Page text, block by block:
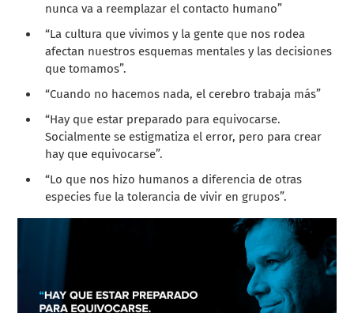
nunca va a reemplazar el contacto humano”
“La cultura que vivimos y la gente que nos rodea
afectan nuestros esquemas mentales y las decisiones
que tomamos”.
“Cuando no hacemos nada, el cerebro trabaja más”
“Hay que estar preparado para equivocarse.
Socialmente se estigmatiza el error, pero para crear
hay que equivocarse”.
“Lo que nos hizo humanos a diferencia de otras
especies fue la tolerancia de vivir en grupos”.